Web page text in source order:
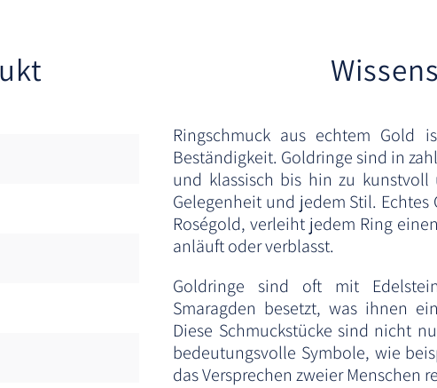
Ringschmuck aus echtem Gold
Beständigkeit. Goldringe sind in
und klassisch bis hin zu
Gelegenheit und jedem Stil.
Roségold, verleiht jedem Ring
anläuft oder verblasst.
Goldringe sind oft mit
Smaragden besetzt, was ihnen
Diese Schmuckstücke sind nicht
bedeutungsvolle Symbole, wie
das Versprechen zweier Menschen